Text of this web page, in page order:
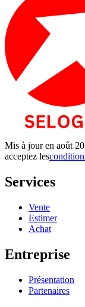
Mis à jour en août
acceptez les
Services
Vente
Estimer
Achat
Entreprise
Présentation
Partenaires